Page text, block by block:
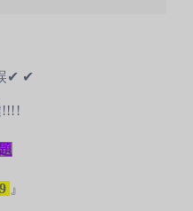
✔︎ ✔︎
!!!!
』